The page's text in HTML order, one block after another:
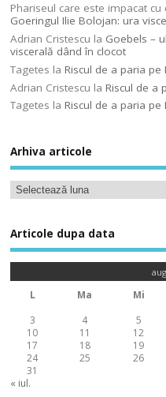
Phariseul care este impacat cu
Goeringul Ilie Bolojan: ura
Adrian Cristescu la Goebels –
viscerală dând în clocot
Tagetes laRiscul de a paria
Adrian Cristescu laRiscul de a
Tagetes laRiscul de a paria
Arhiva articole
Articole dupa data
L Ma Mi
3
4 5
10
11 12
17
18 19
24
25 26
31
« iul.